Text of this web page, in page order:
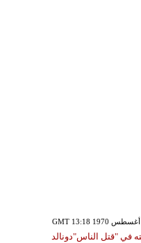
في "قتل الناس"دونالد